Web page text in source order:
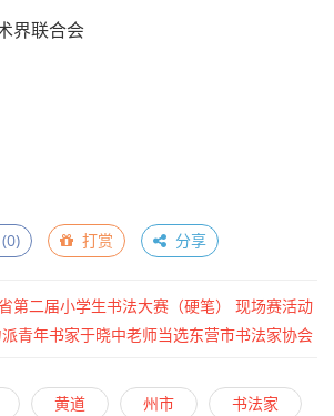
界联合会
0) 打赏 分享
第二届小学生书法大赛（硬笔） 现场赛活动
青年书家于晓中老师当选东营市书法家协会
黄道 州市 书法家